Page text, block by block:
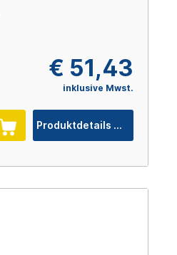
€ 51,43
inklusive Mwst.
Produktdetails